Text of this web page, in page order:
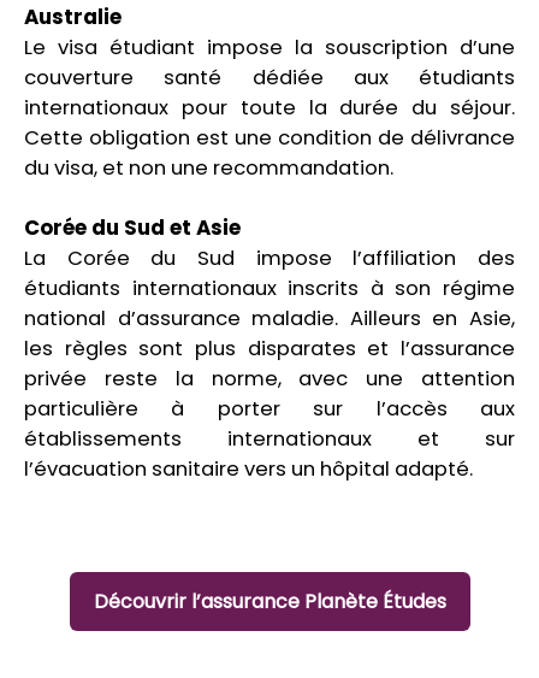
Australie
Le visa étudiant impose la souscription d’une
couverture santé dédiée aux étudiants
internationaux pour toute la durée du séjour.
Cette obligation est une condition de délivrance
du visa, et non une recommandation.
Corée du Sud et Asie
La Corée du Sud impose l’affiliation des
étudiants internationaux inscrits à son régime
national d’assurance maladie. Ailleurs en Asie,
les règles sont plus disparates et l’assurance
privée reste la norme, avec une attention
particulière à porter sur l’accès aux
établissements internationaux et sur
l’évacuation sanitaire vers un hôpital adapté.
Découvrir l’assurance Planète Études